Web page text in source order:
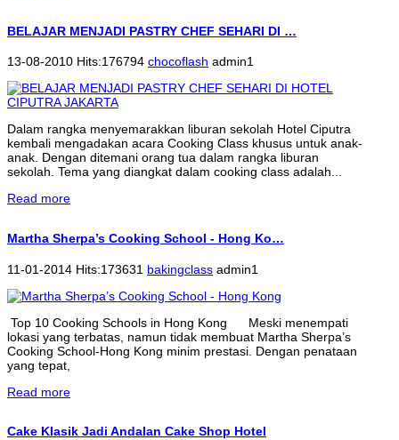
BELAJAR MENJADI PASTRY CHEF SEHARI DI …
13-08-2010 Hits:176794 chocoflash admin1
Dalam rangka menyemarakkan liburan sekolah Hotel Ciputra
kembali mengadakan acara Cooking Class khusus untuk anak-
anak. Dengan ditemani orang tua dalam rangka liburan
sekolah. Tema yang diangkat dalam cooking class adalah...
Read more
Martha Sherpa’s Cooking School - Hong Ko…
11-01-2014 Hits:173631 bakingclass admin1
Top 10 Cooking Schools in Hong Kong Meski menempati
lokasi yang terbatas, namun tidak membuat Martha Sherpa’s
Cooking School-Hong Kong minim prestasi. Dengan penataan
yang tepat,
Read more
Cake Klasik Jadi Andalan Cake Shop Hotel